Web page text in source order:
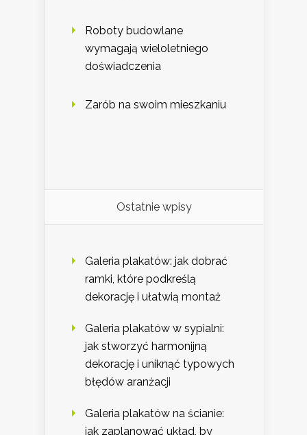
Roboty budowlane
wymagają wieloletniego
doświadczenia
Zarób na swoim mieszkaniu
Ostatnie wpisy
Galeria plakatów: jak dobrać
ramki, które podkreślą
dekorację i ułatwią montaż
Galeria plakatów w sypialni:
jak stworzyć harmonijną
dekorację i uniknąć typowych
błędów aranżacji
Galeria plakatów na ścianie:
jak zaplanować układ, by